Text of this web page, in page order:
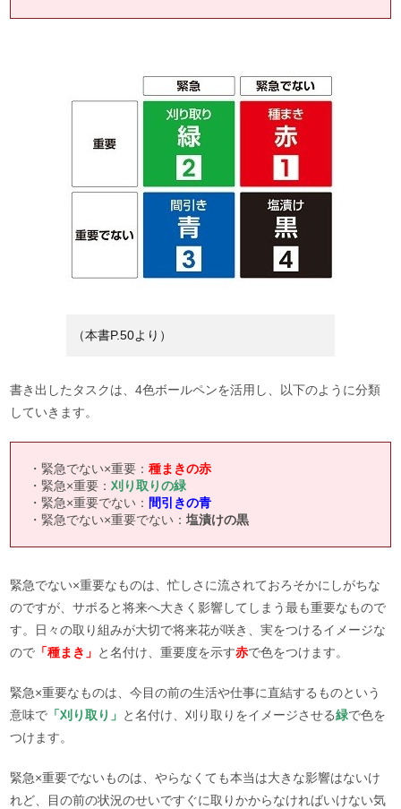
（本書P.50より）
書き出したタスクは、4色ボールペンを活用し、以下のように分類
していきます。
・緊急でない×重要：種まきの赤
・緊急×重要：刈り取りの緑
・緊急×重要でない： 間引きの青
・緊急でない×重要でない：塩漬けの黒
緊急でない×重要なものは、忙しさに流されておろそかにしがちな
のですが、サボると将来へ大きく影響してしまう最も重要なもので
す。日々の取り組みが大切で将来花が咲き、実をつけるイメージな
ので 「種まき」 と名付け、重要度を示す赤で色をつけます。
緊急×重要なものは、今目の前の生活や仕事に直結するものという
意味で 「刈り取り」 と名付け、刈り取りをイメージさせる緑で色を
つけます。
緊急×重要でないものは、やらなくても本当は大きな影響はないけ
れど、目の前の状況のせいですぐに取りかからなければいけない気